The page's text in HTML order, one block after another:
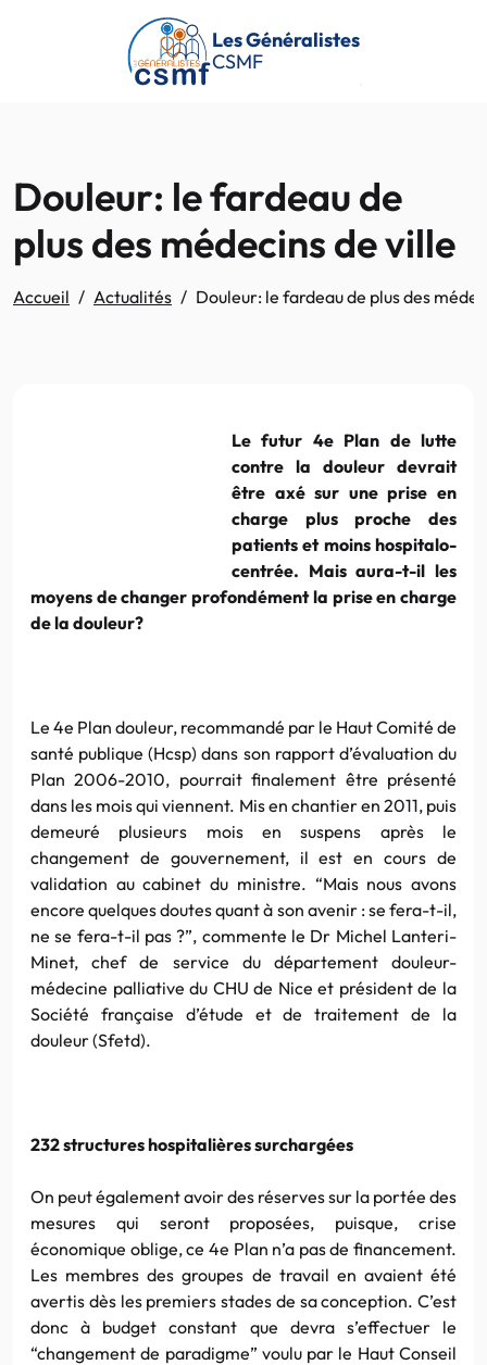
Passer au contenu principal
Les Généralistes
CSMF
Douleur: le fardeau de
plus des médecins de ville
Accueil Actualités Douleur: le fardeau de plus des
Le futur 4e Plan de lutte
contre la douleur devrait
être axé sur une prise en
charge plus proche des
patients et moins hospitalo-
centrée. Mais aura-t-il les
moyens de changer profondément la prise en charge
de la douleur?
Le 4e Plan douleur, recommandé par le Haut Comité de
santé publique (Hcsp) dans son rapport d’évaluation du
Plan 2006-2010, pourrait finalement être présenté
dans les mois qui viennent. Mis en chantier en 2011, puis
demeuré plusieurs mois en suspens après le
changement de gouvernement, il est en cours de
validation au cabinet du ministre. “Mais nous avons
encore quelques doutes quant à son avenir : se fera-t-il,
ne se fera-t-il pas ?”, commente le Dr Michel Lanteri-
Minet, chef de service du département douleur-
médecine palliative du CHU de Nice et président de la
Société française d’étude et de traitement de la
douleur (Sfetd).
232 structures hospitalières surchargées
On peut également avoir des réserves sur la portée des
mesures qui seront proposées, puisque, crise
économique oblige, ce 4e Plan n’a pas de financement.
Les membres des groupes de travail en avaient été
avertis dès les premiers stades de sa conception. C’est
donc à budget constant que devra s’effectuer le
“changement de paradigme” voulu par le Haut Conseil